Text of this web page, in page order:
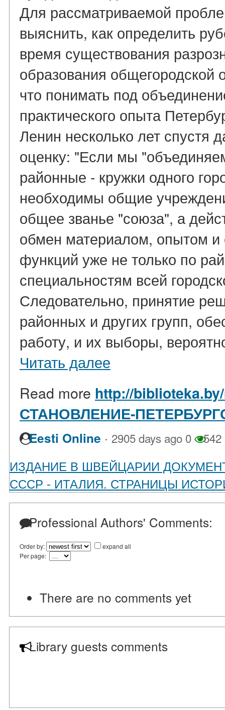
Для рассматриваемой
выяснить, как определить
время существования
образования общегородской
что понимать под
практического опыта
Ленин несколько лет
оценку: "Если мы
районные - кружки одного
необходимы общие
общее званье "союза", а
обмен материалом, опытом
функций уже не только по
специальностям всей
Следовательно, принятие
районных и других групп,
работу, и их выборы,
Читать далее
Read more http://
СТАНОВЛЕНИЕ-
Eesti Online · 2905 days ago 0 542
ИЗДАНИЕ В ШВЕЙЦАРИИ
СССР - ИТАЛИЯ. СТРАНИЦЫ
Professional Authors' Comments:
Order by:
expand all
Per page:
There are no comments yet
Library guests comments